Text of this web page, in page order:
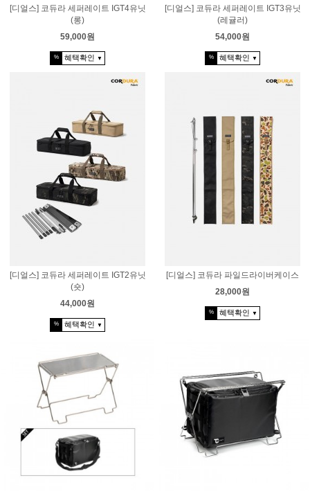
[디얼스] 코듀라 세퍼레이트 IGT4유닛
(롱)
59,000원
% 혜택확인 ▼
[디얼스] 코듀라 세퍼레이트 IGT3유닛
(레귤러)
54,000원
% 혜택확인 ▼
[디얼스] 코듀라 세퍼레이트 IGT2유닛
(숏)
44,000원
% 혜택확인 ▼
[디얼스] 코듀라 파일드라이버케이스
28,000원
% 혜택확인 ▼